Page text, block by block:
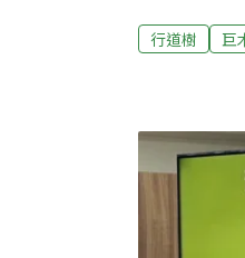
巍然聳立的
攝影師，但
棲蘭台灣杉
的角度。無
是侷限部分
度拍下樹木
行道樹 巨